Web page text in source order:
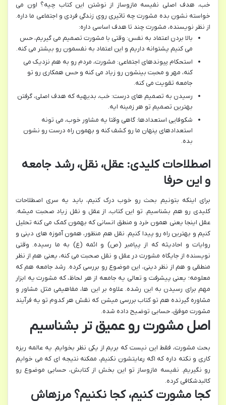
خب، هدف اصلی نفیسه مازوساز از نوشتن این کتاب چیه؟ اون می
خواسته نشون بده مشورت چه تاثیری روی زندگی فردی و اجتماعی ما داره.
از نظر نویسنده، مشورت چند تا هدف اساسی داره:
بالا بردن اعتماد به نفس: وقتی با مشورت تصمیم می گیریم، حس
می کنیم پشتوانه داریم و این اعتماد به نفسمون رو بیشتر می کنه.
استحکام پیوندهای اجتماعی: مشورت، مردم رو به هم نزدیک می
کنه، مهر و محبت بینشون رو زیاد می کنه و حس همکاری رو تو
جامعه تقویت می کنه.
رسیدن به تصمیم های درست: خب، بدیهیه که هدف اصلی، گرفتن
بهترین تصمیم تو هر زمینه ایه.
شکوفایی استعدادها: گاهی وقتا یه مشاور خوب، می تونه
استعدادهای پنهان ما رو کشف کنه و بهمون راه درست رو نشون
بده.
اصطلاحات کلیدی: عقل، نقل، رشد جامعه
و این حرفا
برای اینکه بتونیم بحث رو خوب درک کنیم، باید یه سری اصطلاحات
کلیدی رو هم بشناسیم. تو این کتاب، از عقل و نقل زیاد صحبت میشه.
عقل اینجا یعنی همون خرد و منطق انسانی که بهمون کمک می کنه تحلیل
کنیم و بهترین راه رو پیدا کنیم. نقل هم منظور، همون آموزه های دینی و
روایات و احادیثه که از پیامبر (ص) و ائمه (ع) به ما رسیده. وقتی
نویسنده از جایگاه مشورت در عقل و نقل صحبت می کنه، یعنی هم از نظر
منطقی و هم از نظر دینی، این موضوع رو بررسی کرده. رشد جامعه هم که
معلومه؛ یعنی پیشرفت و تعالی یه جامعه از هر لحاظ، که مشورت یه ابزار
مهم برای رسیدن به این رشده. علاوه بر این ها، مفاهیمی مثل مشاور و
مشاوره گیرنده هم تو کتاب بررسی میشن که نقش هر کدوم تو یه فرآیند
مشورت موفق، حسابی توضیح داده شده.
اصل مشورت رو عمیق تر بشناسیم
بحث مشورت، فقط این نیست که بریم از یکی نظر بخوایم. یه عالمه ریزه
کاری و نکته داره که اگه رعایتشون نکنیم، ممکنه نتیجه ای که می خوایم
رو نگیریم. نفیسه مازوساز تو این بخش از کتابش، حسابی موضوع رو
کالبدشکافی کرده.
کجا مشورت کنیم، کجا نکنیم؟ مرزهاش